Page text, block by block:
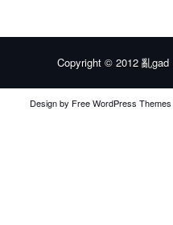
Copyright © 2012 亂gad
Design by Free WordPress Themes